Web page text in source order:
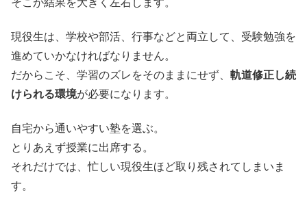
現役生は、学校や部活、行事などと両立して、受験勉強を
進めていかなければなりません。
だからこそ、学習のズレをそのままにせず、 軌道修正し続
けられる環境が必要になります。
自宅から通いやすい塾を選ぶ。
とりあえず授業に出席する。
それだけでは、忙しい現役生ほど取り残されてしまいま
す。